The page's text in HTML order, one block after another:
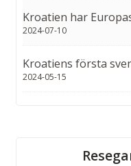
Kroatien har
2024-07-10
Kroatiens första
2024-05-15
Sociala medier